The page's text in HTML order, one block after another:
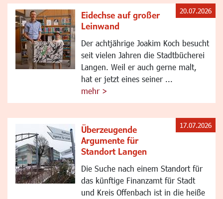
Eidechse auf großer
Leinwand
Der achtjährige Joakim Koch besucht
seit vielen Jahren die Stadtbücherei
Langen. Weil er auch gerne malt,
hat er jetzt eines seiner ...
mehr >
20.07.2026
Überzeugende
Argumente für
Standort Langen
Die Suche nach einem Standort für
das künftige Finanzamt für Stadt
und Kreis Offenbach ist in die heiße
17.07.2026